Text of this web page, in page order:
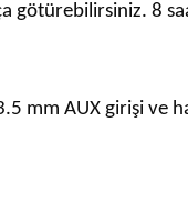
götürebilirsiniz. 8
mm AUX girişi ve